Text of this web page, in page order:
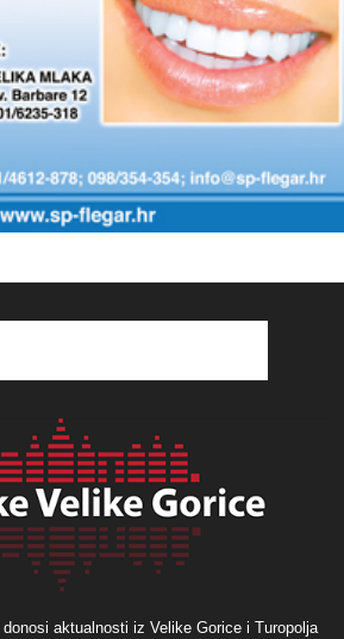
aktualnosti iz Velike Gorice i Turopolja